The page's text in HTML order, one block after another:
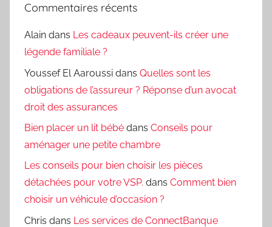
Commentaires récents
Alain dans Les cadeaux peuvent-ils créer une
légende familiale ?
Youssef El Aaroussi dans Quelles sont les
obligations de l’assureur ? Réponse d’un avocat
droit des assurances
Bien placer un lit bébé dans Conseils pour
aménager une petite chambre
Les conseils pour bien choisir les pièces
détachées pour votre VSP. dans Comment bien
choisir un véhicule d’occasion ?
Chris dans Les services de ConnectBanque